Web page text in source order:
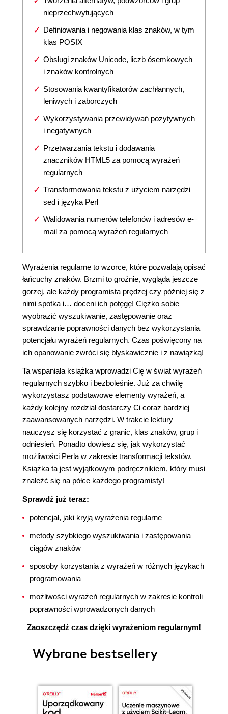
nieprzechwytujących
Definiowania i negowania klas znaków, w tym
klas POSIX
Obsługi znaków Unicode, liczb ósemkowych
i znaków kontrolnych
Stosowania kwantyfikatorów zachłannych,
leniwych i zaborczych
Wykorzystywania przewidywań pozytywnych
i negatywnych
Przetwarzania tekstu i dodawania
znaczników HTML5 za pomocą wyrażeń
regularnych
Transformowania tekstu z użyciem narzędzi
sed i języka Perl
Walidowania numerów telefonów i adresów e-
mail za pomocą wyrażeń regularnych
Wyrażenia regularne to wzorce, które pozwalają opisać
łańcuchy znaków. Brzmi to groźnie, wygląda jeszcze
gorzej, ale każdy programista prędzej czy później się z
nimi spotka i… doceni ich potęgę! Ciężko sobie
wyobrazić wyszukiwanie, zastępowanie oraz
sprawdzanie poprawności danych bez wykorzystania
potencjału wyrażeń regularnych. Czas poświęcony na
ich opanowanie zwróci się błyskawicznie i z nawiązką!
Ta wspaniała książka wprowadzi Cię w świat wyrażeń
regularnych szybko i bezboleśnie. Już za chwilę
wykorzystasz podstawowe elementy wyrażeń, a
każdy kolejny rozdział dostarczy Ci coraz bardziej
zaawansowanych narzędzi. W trakcie lektury
nauczysz się korzystać z granic, klas znaków, grup i
odniesień. Ponadto dowiesz się, jak wykorzystać
możliwości Perla w zakresie transformacji tekstów.
Książka ta jest wyjątkowym podręcznikiem, który musi
znaleźć się na półce każdego programisty!
Sprawdź już teraz:
potencjał, jaki kryją wyrażenia regularne
metody szybkiego wyszukiwania i zastępowania
ciągów znaków
sposoby korzystania z wyrażeń w różnych językach
programowania
możliwości wyrażeń regularnych w zakresie kontroli
poprawności wprowadzonych danych
Zaoszczędź czas dzięki wyrażeniom regularnym!
Wybrane bestsellery